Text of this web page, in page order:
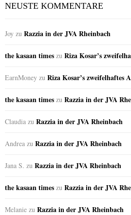
NEUSTE KOMMENTARE
Joy zu Razzia in der JVA Rheinbach
the kasaan times zu Riza Kosar’s
EarnMoney zu Riza Kosar’s zweifelhaftes
the kasaan times zu Razzia in der JVA
Claudia zu Razzia in der JVA Rheinbach
Andrea zu Razzia in der JVA Rheinbach
Jana S. zu Razzia in der JVA Rheinbach
the kasaan times zu Razzia in der JVA
Melanie zu Razzia in der JVA Rheinbach